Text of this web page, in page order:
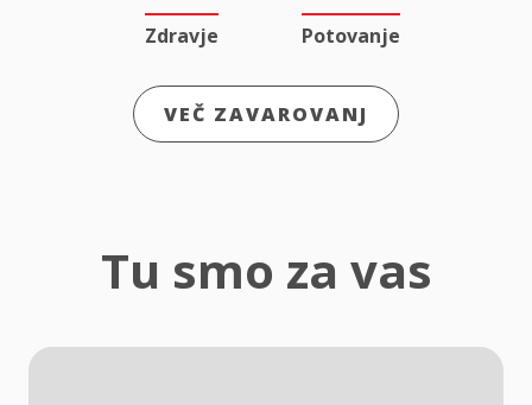
Zdravje Potovanje
VEČ ZAVAROVANJ
Tu smo za vas